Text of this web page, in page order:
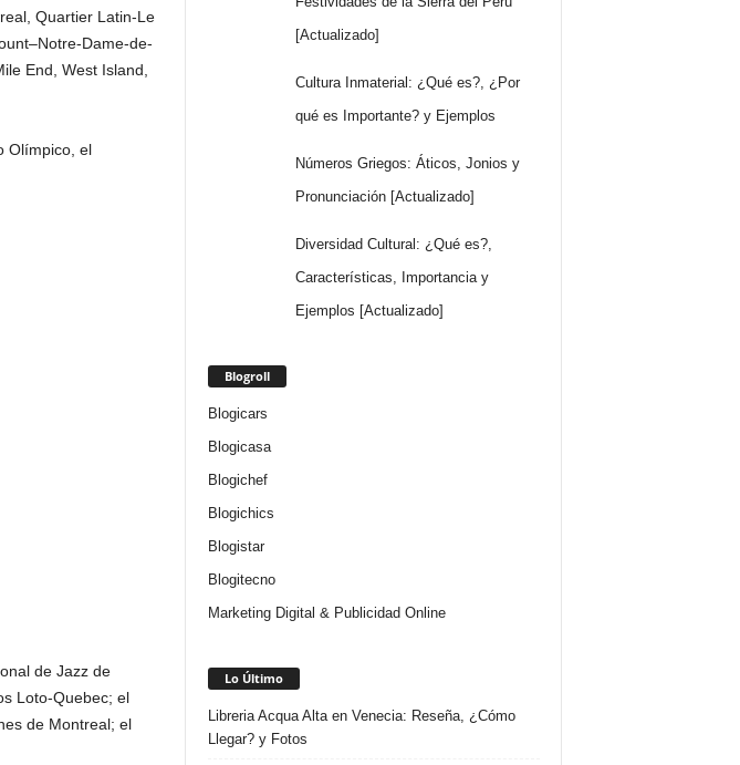
Quartier Latin-Le
Dame-de-
End, West Island,
Olímpico, el
de Jazz de
Loto-Quebec; el
de Montreal; el
[Actualizado]
Cultura Inmaterial: ¿Qué es?, ¿Por
qué es Importante? y Ejemplos
Números Griegos: Áticos, Jonios y
Pronunciación [Actualizado]
Diversidad Cultural: ¿Qué es?,
Características, Importancia y
Ejemplos [Actualizado]
Blogroll
Blogicars
Blogicasa
Blogichef
Blogichics
Blogistar
Blogitecno
Marketing Digital & Publicidad Online
Lo Último
Libreria Acqua Alta en Venecia: Reseña, ¿Cómo
Llegar? y Fotos